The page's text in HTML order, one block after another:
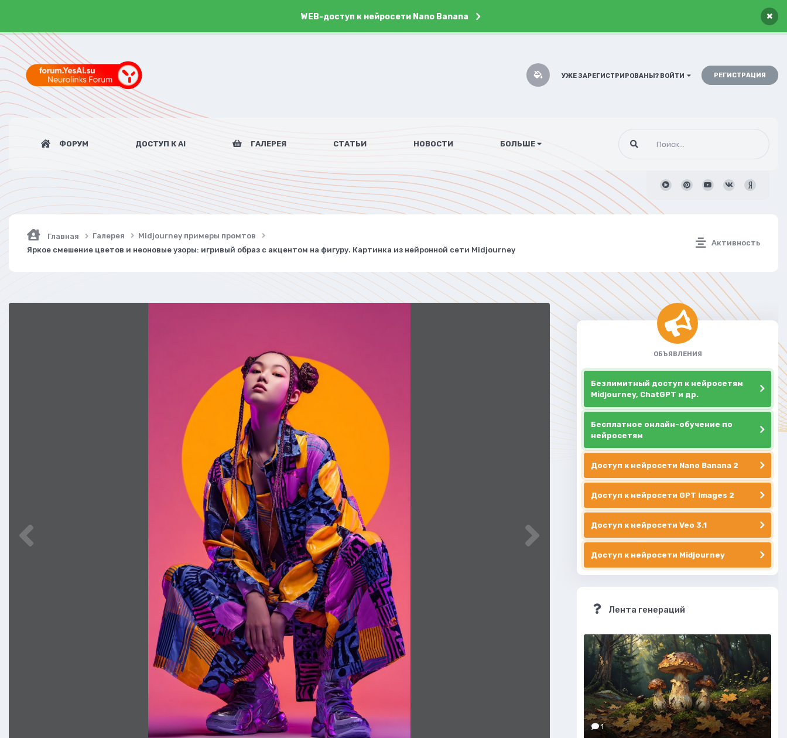
WEB-доступ к нейросети Nano Banana ×
УЖЕ ЗАРЕГИСТРИРОВАНЫ? ВОЙТИ РЕГИСТРАЦИЯ
ФОРУМ ДОСТУП К AI ГАЛЕРЕЯ СТАТЬИ НОВОСТИ БОЛЬШЕ
Активность
Главная Галерея
Midjourney примеры промтов
Яркое смешение цветов и неоновые узоры: игривый образ с акцентом на фигуру. Картинка из нейронной сети Midjourney
ОБЪЯВЛЕНИЯ
Безлимитный доступ к нейросетям
Midjourney, ChatGPT и др.
Бесплатное онлайн-обучение по
нейросетям
Доступ к нейросети Nano Banana 2
Доступ к нейросети GPT Images 2
Доступ к нейросети Veo 3.1
Доступ к нейросети Midjourney
Лента генераций
1